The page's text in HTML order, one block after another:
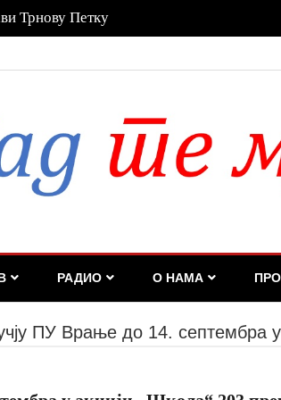
право на лечење, без обзира на рок
РАДИО О НАМА
ПУ Врање до 14. септембра у